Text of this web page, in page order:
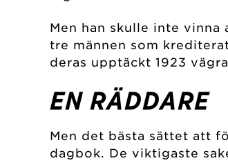
Men han skulle inte
tre männen som
deras upptäckt 1923
EN RÄDDARE
Men det bästa sättet att
dagbok. De viktigaste